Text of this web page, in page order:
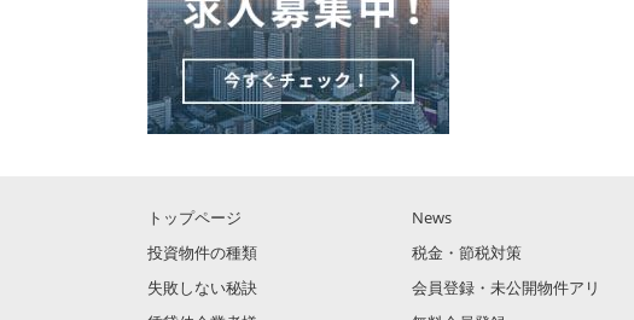
トップページ News
投資物件の種類
税金・節税対策
失敗しない秘訣
会員登録・未公開物件アリ